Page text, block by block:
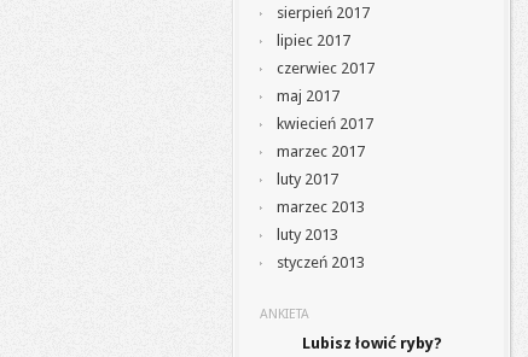
sierpień 2017
lipiec 2017
czerwiec 2017
maj 2017
kwiecień 2017
marzec 2017
luty 2017
marzec 2013
luty 2013
styczeń 2013
ANKIETA
Lubisz łowić ryby?